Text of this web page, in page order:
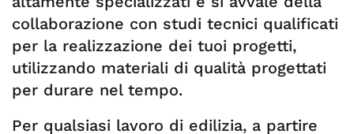
collaborazione con studi tecnici qualificati
per la realizzazione dei tuoi progetti,
utilizzando materiali di qualità progettati
per durare nel tempo.
Per qualsiasi lavoro di edilizia, a partire